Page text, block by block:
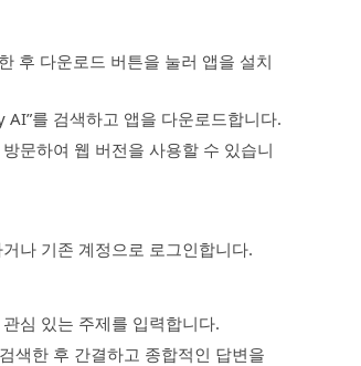
후 다운로드 버튼을 눌러 앱을 설치
를 검색하고 앱을 다운로드합니다.
방문하여 웹 버전을 사용할 수 있습니
나 기존 계정으로 로그인합니다.
심 있는 주제를 입력합니다.
색한 후 간결하고 종합적인 답변을